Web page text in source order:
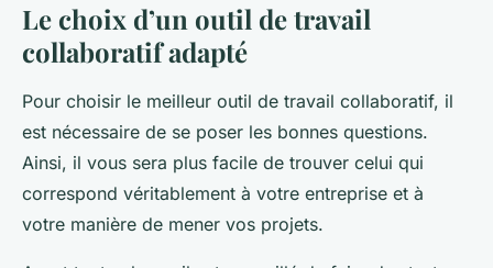
Le choix d’un outil de travail
collaboratif adapté
Pour choisir le meilleur outil de travail collaboratif, il
est nécessaire de se poser les bonnes questions.
Ainsi, il vous sera plus facile de trouver celui qui
correspond véritablement à votre entreprise et à
votre manière de mener vos projets.